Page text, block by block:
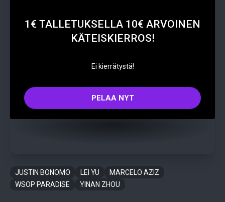
1€ TALLETUKSELLA 10€ ARVOINEN
KÄTEISKIERROS!
Ei kierrätystä!
PELAA NYT
JUSTIN BONOMO LEI YU
MARCELO AZIZ
WSOP PARADISE
YINAN ZHOU